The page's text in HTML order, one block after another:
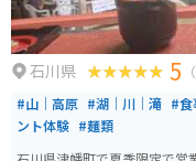
石川県 5
#山｜高原 #湖｜川｜滝 #食
ント体験 #麺類